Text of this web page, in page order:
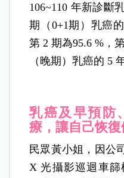
106~110 年新診斷
期（0+1期）乳癌
第 2 期為95.6 %，
（晚期）乳癌的 5
乳癌及早預防
療，讓自己恢
民眾黃小姐，因公
X 光攝影巡迴車